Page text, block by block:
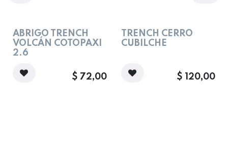
ABRIGO TRENCH
VOLCÁN COTOPAXI
2.6
$ 72,00
TRENCH CERRO
CUBILCHE
$ 120,00